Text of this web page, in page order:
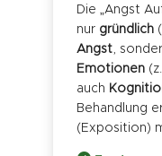
Die „Angst
nur gründlich
Angst,
Emotionen(z.
auch
Behandlung
(Exposition)